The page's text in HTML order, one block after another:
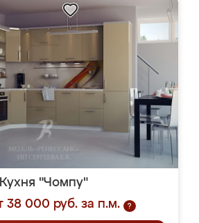
Кухня "Чомпу"
38 000 руб. за п.м.
?